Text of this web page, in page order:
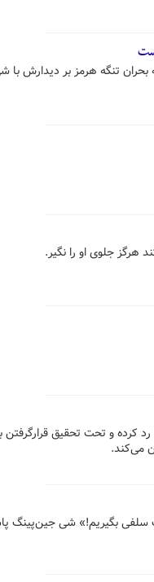
تنگه هرمز بر دیدارش با
جلوی او را نگیر.
چین در گفت‌وگویی ادعای دستگیری ۳ هزار نفره را رد کرده و تحت تحقیق
می‌کند.
سلفی بگیریم!» شی جین‌پینگ